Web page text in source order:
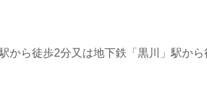
から徒歩2分又は地下鉄「黒川」駅か